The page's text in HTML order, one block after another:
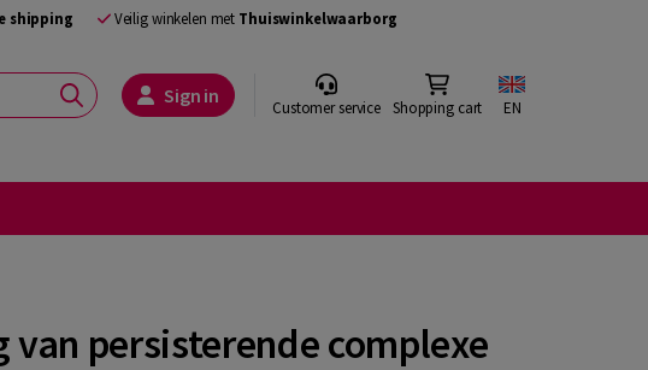
shipping Veilig winkelen met Thuiswinkelwaarborg
Sign in Customer service Shopping cart EN
persisterende complexe